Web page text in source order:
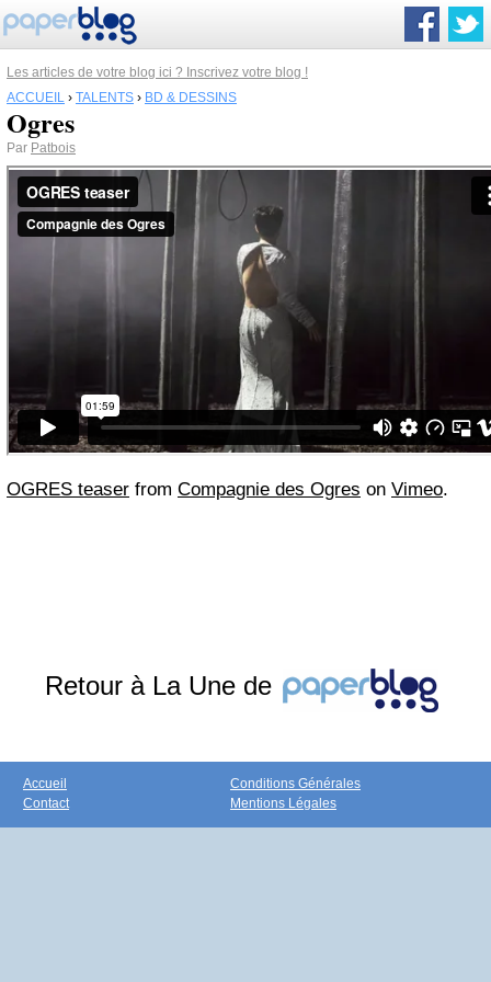
Les articles de votre blog ici ? Inscrivez votre blog !
ACCUEIL › TALENTS › BD & DESSINS
Ogres
Par Patbois
OGRES teaser from Compagnie des Ogres on Vimeo.
Retour à La Une de
Accueil
Contact
Conditions Générales
Mentions Légales